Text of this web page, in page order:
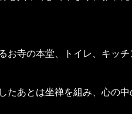
お寺の本堂、トイレ、キッ
たあとは坐禅を組み、心の中